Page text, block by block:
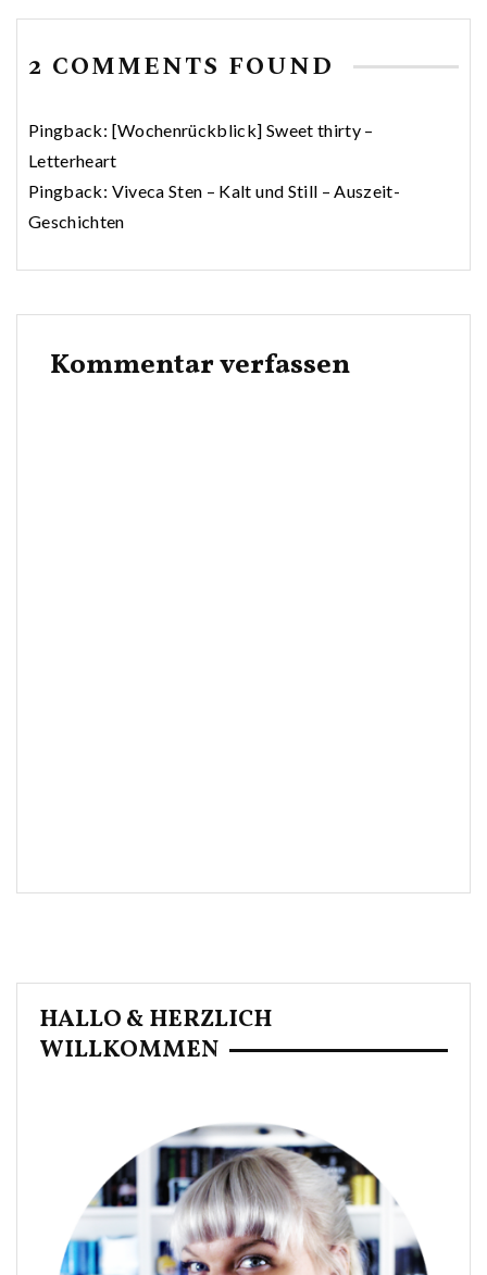
2 COMMENTS FOUND
Pingback: [Wochenrückblick] Sweet thirty –
Letterheart
Pingback: Viveca Sten – Kalt und Still – Auszeit-
Geschichten
Kommentar verfassen
HALLO & HERZLICH
WILLKOMMEN